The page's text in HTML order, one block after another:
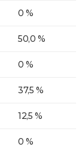
0 %
50,0 %
0 %
37,5 %
12,5 %
0 %